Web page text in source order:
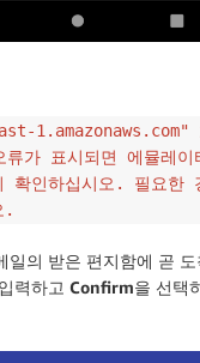
1.amazonaws.com"
가 표시되면 에뮬레이
확인하십시오. 필요한
.
일의 받은 편지함에 곧
력하고 Confirm을 선택